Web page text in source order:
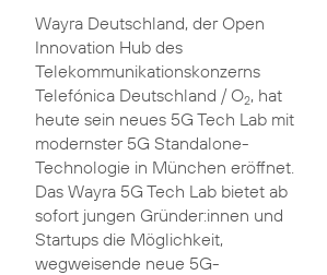
Wayra Deutschland, der Open
Innovation Hub des
Telekommunikationskonzerns
Telefónica Deutschland / O2, hat
heute sein neues 5G Tech Lab mit
modernster 5G Standalone-
Technologie in München eröffnet.
Das Wayra 5G Tech Lab bietet ab
sofort jungen Gründer:innen und
Startups die Möglichkeit,
wegweisende neue 5G-